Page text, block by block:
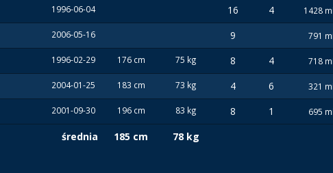
1996-06-04 16 4 1428
2006-05-16 9 791
1996-02-29 176 cm 75 kg 8 4 718
2004-01-25 183 cm 73 kg 4 6 321
2001-09-30 196 cm 83 kg 8 1 695
średnia
185 cm 78 kg